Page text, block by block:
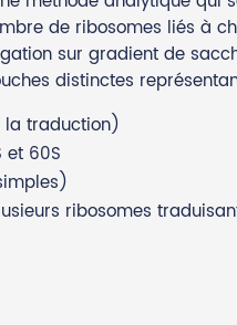
de ribosomes liés à
sur gradient de
distinctes
la traduction)
et 60S
ribosomes